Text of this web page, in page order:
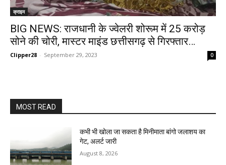
क्राइम
BIG NEWS: राजधानी के ज्वेलरी शोरूम में 25 करोड़
सोने की चोरी, मास्टर माइंड छत्तीसगढ़ से गिरफ्तार…
Clipper28 - September 29, 2023 0
MOST READ
कभी भी खोला जा सकता है मिनीमाता बांगो जलाशय का
गेट, अलर्ट जारी
August 8, 2026